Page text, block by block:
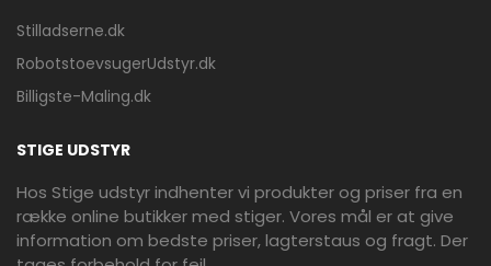
Stilladserne.dk
RobotstoevsugerUdstyr.dk
Billigste-Maling.dk
STIGE UDSTYR
Hos Stige udstyr indhenter vi produkter og priser fra en
række online butikker med stiger. Vores mål er at give
information om bedste priser, lagterstaus og fragt. Der